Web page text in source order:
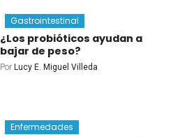
Gastrointestinal
¿Los probióticos ayudan a
bajar de peso?
Por Lucy E. Miguel Villeda
Enfermedades